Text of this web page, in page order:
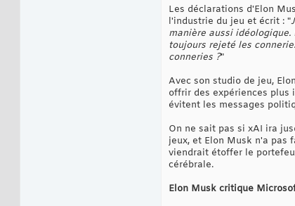
Les déclarations d'Elon
l'industrie du jeu et écrit : "
manière aussi
toujours rejeté les
conneries ?"
Avec son studio de jeu,
offrir des expériences plus
évitent les messages
On ne sait pas si xAI ira
jeux, et Elon Musk n'a pas
viendrait étoffer le
cérébrale.
Elon Musk critique